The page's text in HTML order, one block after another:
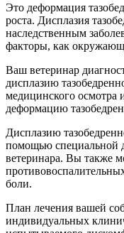
Это деформация
роста. Дисплазия
наследственным
факторы, как
Ваш ветеринар
дисплазию
медицинского осмотра
деформацию
Дисплазию
помощью специальной
ветеринара. Вы также
боли.
План лечения вашей
индивидуальных